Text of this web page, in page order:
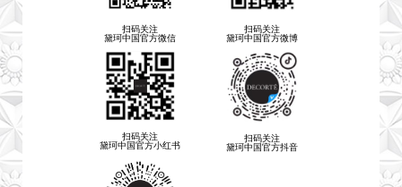
扫码关注
黛珂中国官方微信
扫码关注
黛珂中国官方微博
扫码关注
黛珂中国官方小红书
扫码关注
黛珂中国官方抖音